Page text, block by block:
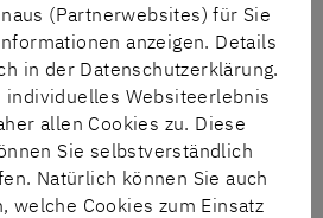
(Partnerwebsites) für Sie
anzeigen. Details
in der Datenschutzerklärung.
individuelles Websiteerlebnis
allen Cookies zu. Diese
Sie selbstverständlich
Natürlich können Sie auch
welche Cookies zum Einsatz